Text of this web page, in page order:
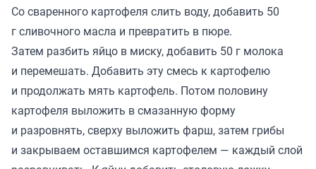
Со сваренного картофеля слить воду, добавить 50
г сливочного масла и превратить в пюре.
Затем разбить яйцо в миску, добавить 50 г молока
и перемешать. Добавить эту смесь к картофелю
и продолжать мять картофель. Потом половину
картофеля выложить в смазанную форму
и разровнять, сверху выложить фарш, затем грибы
и закрываем оставшимся картофелем — каждый слой